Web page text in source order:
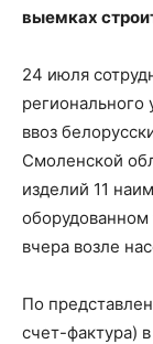
выемках
24 июля
ввоз
Смоленской
изделий 11
вчера возле
По
счет-фактура)